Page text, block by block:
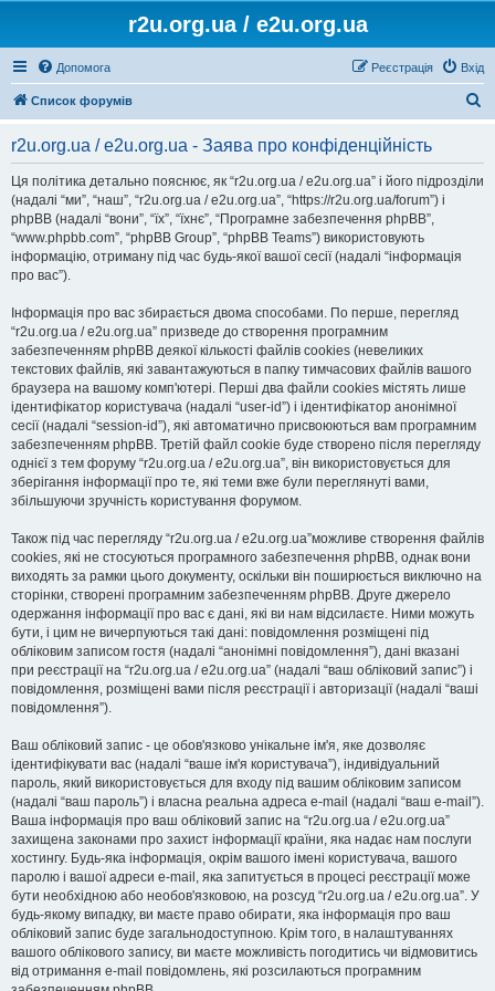
r2u.org.ua / e2u.org.ua
Допомога Вхід
Реєстрація
Список форумів
r2u.org.ua / e2u.org.ua - Заява про конфіденційність
Ця політика детально пояснює, як “r2u.org.ua / e2u.org.ua” і його підрозділи
(надалі “ми”, “наш”, “r2u.org.ua / e2u.org.ua”, “https://r2u.org.ua/forum”) і
phpBB (надалі “вони”, “їх”, “їхнє”, “Програмне забезпечення phpBB”,
“www.phpbb.com”, “phpBB Group”, “phpBB Teams”) використовують
інформацію, отриману під час будь-якої вашої сесії (надалі “інформація
про вас”).
Інформація про вас збирається двома способами. По перше, перегляд
“r2u.org.ua / e2u.org.ua” призведе до створення програмним
забезпеченням phpBB деякої кількості файлів cookies (невеликих
текстових файлів, які завантажуються в папку тимчасових файлів вашого
браузера на вашому комп'ютері. Перші два файли cookies містять лише
ідентифікатор користувача (надалі “user-id”) і ідентифікатор анонімної
сесії (надалі “session-id”), які автоматично присвоюються вам програмним
забезпеченням phpBB. Третій файл cookie буде створено після перегляду
однієї з тем форуму “r2u.org.ua / e2u.org.ua”, він використовується для
зберігання інформації про те, які теми вже були переглянуті вами,
збільшуючи зручність користування форумом.
Також під час перегляду “r2u.org.ua / e2u.org.ua”можливе створення файлів
cookies, які не стосуються програмного забезпечення phpBB, однак вони
виходять за рамки цього документу, оскільки він поширюється виключно на
сторінки, створені програмним забезпеченням phpBB. Друге джерело
одержання інформації про вас є дані, які ви нам відсилаєте. Ними можуть
бути, і цим не вичерпуються такі дані: повідомлення розміщені під
обліковим записом гостя (надалі “анонімні повідомлення”), дані вказані
при реєстрації на “r2u.org.ua / e2u.org.ua” (надалі “ваш обліковий запис”) і
повідомлення, розміщені вами після реєстрації і авторизації (надалі “ваші
повідомлення”).
Ваш обліковий запис - це обов'язково унікальне ім'я, яке дозволяє
ідентифікувати вас (надалі “ваше ім'я користувача”), індивідуальний
пароль, який використовується для входу під вашим обліковим записом
(надалі “ваш пароль”) і власна реальна адреса e-mail (надалі “ваш e-mail”).
Ваша інформація про ваш обліковий запис на “r2u.org.ua / e2u.org.ua”
захищена законами про захист інформації країни, яка надає нам послуги
хостингу. Будь-яка інформація, окрім вашого імені користувача, вашого
паролю і вашої адреси e-mail, яка запитується в процесі реєстрації може
бути необхідною або необов'язковою, на розсуд “r2u.org.ua / e2u.org.ua”. У
будь-якому випадку, ви маєте право обирати, яка інформація про ваш
обліковий запис буде загальнодоступною. Крім того, в налаштуваннях
вашого облікового запису, ви маєте можливість погодитись чи відмовитись
від отримання e-mail повідомлень, які розсилаються програмним